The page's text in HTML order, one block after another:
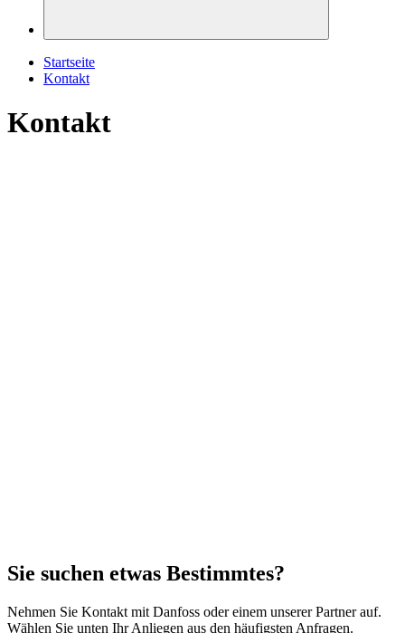
Startseite
Kontakt
Kontakt
Sie suchen etwas Bestimmtes?
Nehmen Sie Kontakt mit Danfoss oder einem unserer Partner auf.
Wählen Sie unten Ihr Anliegen aus den häufigsten Anfragen.